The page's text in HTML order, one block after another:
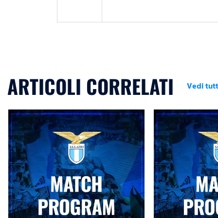
ARTICOLI CORRELATI Vedi